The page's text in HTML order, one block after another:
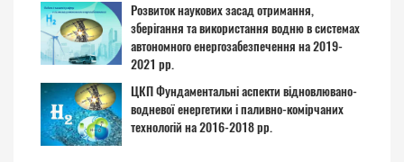
Розвиток наукових засад отримання,
зберігання та використання водню в системах
автономного енергозабезпечення на 2019-
2021 рр.
ЦКП Фундаментальні аспекти відновлювано-
водневої енергетики і паливно-комірчаних
технологій на 2016-2018 рр.